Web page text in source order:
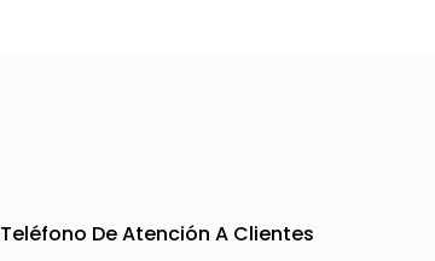
Teléfono De Atención A Clientes